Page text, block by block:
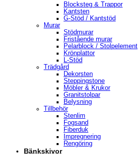
Blocksteg & Trappor
Kantsten
G-Stöd / Kantstöd
Murar
Stödmurar
Fristående murar
Pelarblock / Stolpelement
Krönplattor
L-Stöd
Trädgård
Dekorsten
Steppingstone
Möbler & Krukor
Granitstolpar
Belysning
Tillbehör
Stenlim
Fogsand
Fiberduk
Impregnering
Rengöring
Bänkskivor